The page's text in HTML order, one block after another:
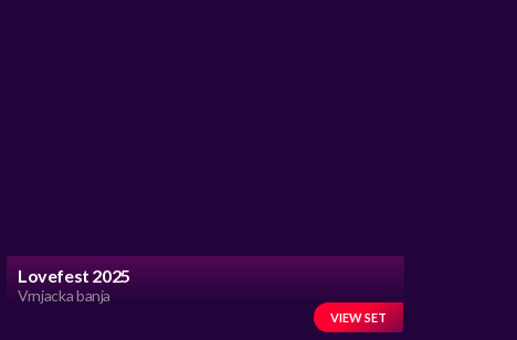
Lovefest 2025
Vrnjacka banja
VIEW SET